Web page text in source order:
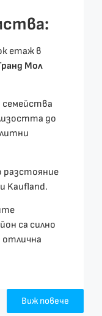
етаж в
Мол
семейства
до
разстояние
Kaufland.
са силно
Виж повече